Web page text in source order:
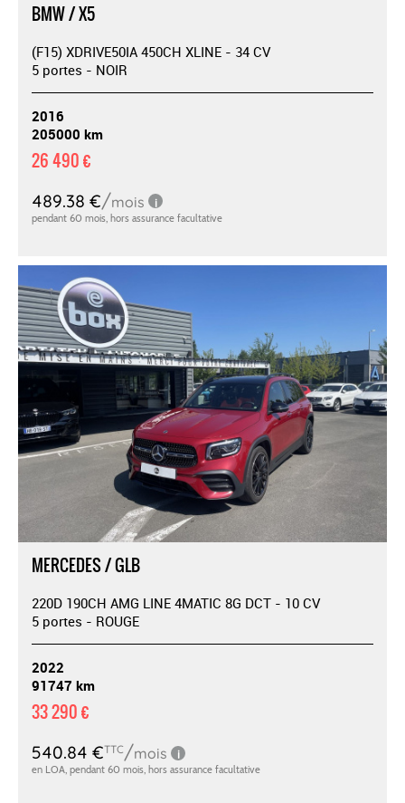
BMW / X5
(F15) XDRIVE50IA 450CH XLINE - 34 CV
5 portes - NOIR
2016
205000 km
26 490 €
MERCEDES / GLB
220D 190CH AMG LINE 4MATIC 8G DCT - 10 CV
5 portes - ROUGE
2022
91747 km
33 290 €